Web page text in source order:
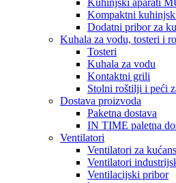
Kuhinjski aparati
Kompaktni
Dodatni pribor za
Kuhala za vodu, tosteri i
Tosteri
Kuhala za vodu
Kontaktni grili
Stolni roštilji i peći
Dostava proizvoda
Paketna dostava
IN TIME paletna
Ventilatori
Ventilatori za
Ventilatori
Ventilacijski pribor